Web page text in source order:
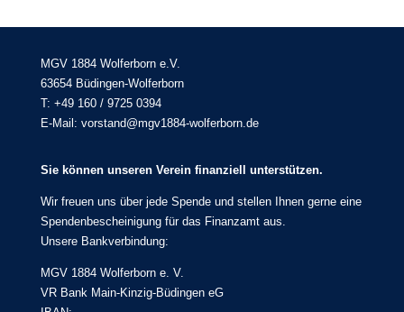
MGV 1884 Wolferborn e.V.
63654 Büdingen-Wolferborn
T: +49 160 / 9725 0394
E-Mail: vorstand@mgv1884-wolferborn.de
Sie können unseren Verein finanziell unterstützen.
Wir freuen uns über jede Spende und stellen Ihnen gerne eine
Spendenbescheinigung für das Finanzamt aus.
Unsere Bankverbindung:
MGV 1884 Wolferborn e. V.
VR Bank Main-Kinzig-Büdingen eG